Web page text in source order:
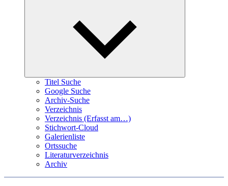
Titel Suche
Google Suche
Archiv-Suche
Verzeichnis
Verzeichnis (Erfasst am…)
Stichwort-Cloud
Galerienliste
Ortssuche
Literaturverzeichnis
Archiv